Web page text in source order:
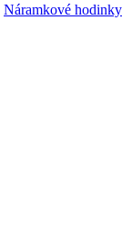
Náramkové hodinky